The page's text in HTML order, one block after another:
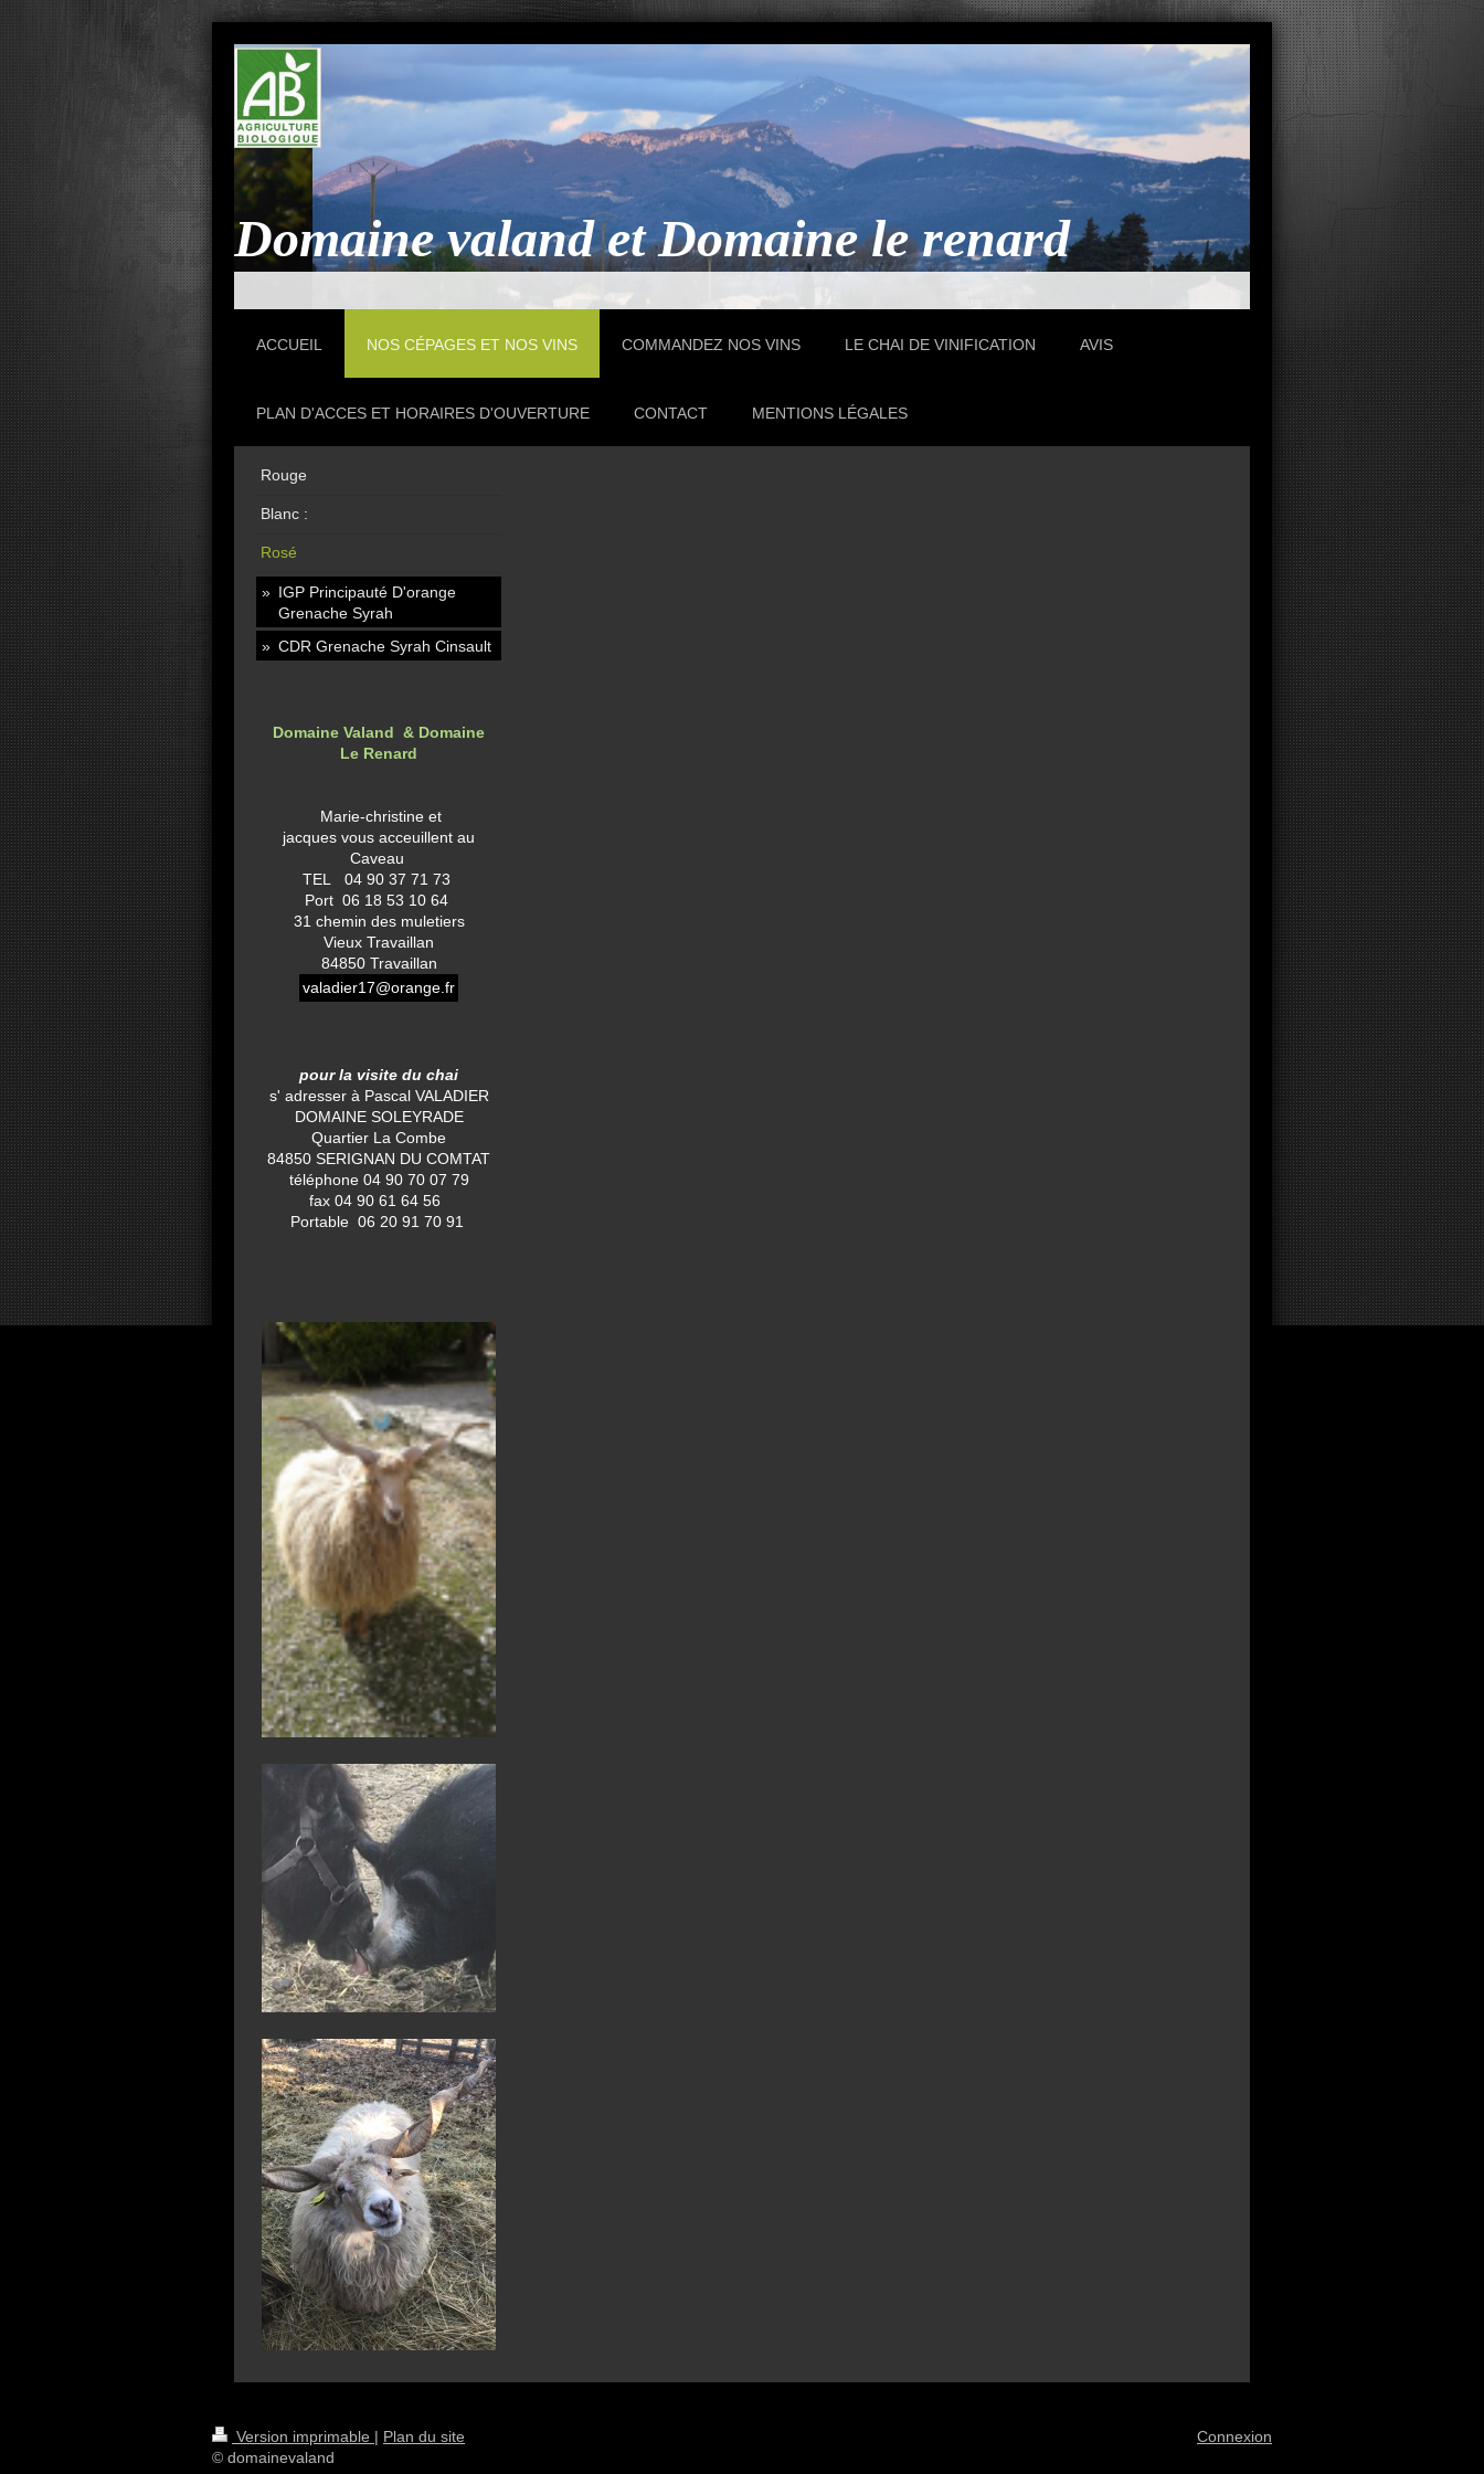
Domaine valand et Domaine le renard
ACCUEIL NOS CÉPAGES ET NOS VINS COMMANDEZ NOS VINS LE CHAI DE VINIFICATION AVIS
PLAN D'ACCES ET HORAIRES D'OUVERTURE CONTACT MENTIONS LÉGALES
Rouge
Blanc :
Rosé
IGP Principauté D'orange
Grenache Syrah
CDR Grenache Syrah Cinsault
Domaine Valand & Domaine
Le Renard
Marie-christine et
jacques vous acceuillent au
Caveau
TEL 04 90 37 71 73
Port 06 18 53 10 64
31 chemin des muletiers
Vieux Travaillan
84850 Travaillan
valadier17@orange.fr
pour la visite du chai
s' adresser à Pascal VALADIER
DOMAINE SOLEYRADE
Quartier La Combe
84850 SERIGNAN DU COMTAT
téléphone 04 90 70 07 79
fax 04 90 61 64 56
Portable 06 20 91 70 91
Version imprimable | Plan du site
© domainevaland
Connexion